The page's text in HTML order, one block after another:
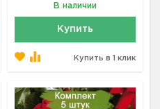
В наличии
Купить
Купить в 1 клик